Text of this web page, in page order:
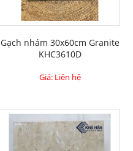
Gạch nhám 30x60cm Granite
KHC3610D
Giá: Liên hệ